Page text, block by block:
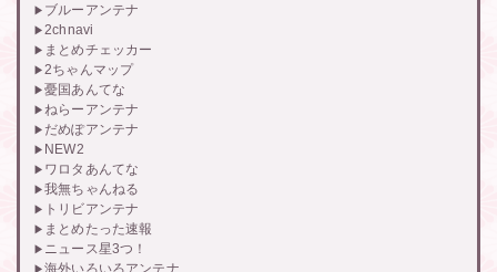
ブルーアンテナ
2chnavi
まとめチェッカー
2ちゃんマップ
憂国あんてな
ねらーアンテナ
だめぽアンテナ
NEW2
ワロタあんてな
我無ちゃんねる
トリビアンテナ
まとめたった速報
ニュース星3つ！